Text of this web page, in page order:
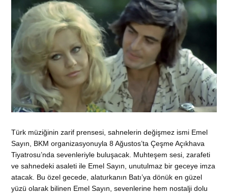
Türk müziğinin zarif prensesi, sahnelerin değişmez ismi Emel
Sayın, BKM organizasyonuyla 8 Ağustos’ta Çeşme Açıkhava
Tiyatrosu’nda sevenleriyle buluşacak. Muhteşem sesi, zarafeti
ve sahnedeki asaleti ile Emel Sayın, unutulmaz bir geceye imza
atacak. Bu özel gecede, alaturkanın Batı’ya dönük en güzel
yüzü olarak bilinen Emel Sayın, sevenlerine hem nostalji dolu